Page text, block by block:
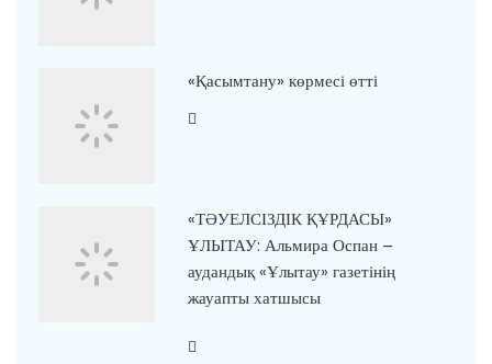
«Қасымтану» көрмесі өтті
«ТӘУЕЛСІЗДІК ҚҰРДАСЫ»
ҰЛЫТАУ: Альмира Оспан –
аудандық «Ұлытау» газетінің
жауапты хатшысы